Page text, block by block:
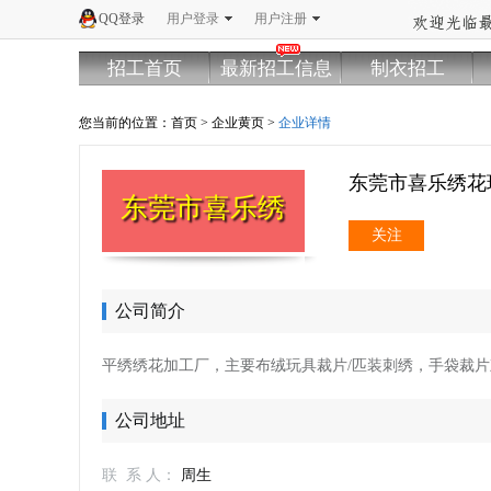
用户登录 用户注册
QQ登录
招工首页 最新招工信息 制衣招工
您当前的位置： 首页 > 企业黄页 > 企业详情
东莞市喜乐绣花玩具有限公司
东莞市喜乐绣
关注
公司简介
平绣绣花加工厂，主要布绒玩具裁片/匹装刺绣，手袋裁
公司地址
联 系 人： 周生